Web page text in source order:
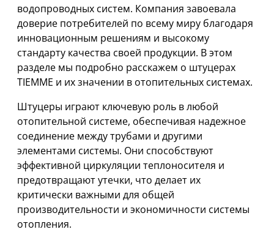
водопроводных систем. Компания завоевала
доверие потребителей по всему миру благодаря
инновационным решениям и высокому
стандарту качества своей продукции. В этом
разделе мы подробно расскажем о штуцерах
TIEMME и их значении в отопительных системах.
Штуцеры играют ключевую роль в любой
отопительной системе, обеспечивая надежное
соединение между трубами и другими
элементами системы. Они способствуют
эффективной циркуляции теплоносителя и
предотвращают утечки, что делает их
критически важными для общей
производительности и экономичности системы
отопления.